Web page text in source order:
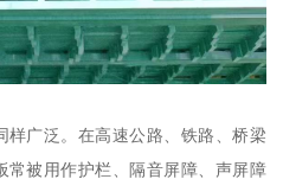
样广泛。在高速公路、铁路、桥梁
常被用作护栏、隔音屏障、声屏障